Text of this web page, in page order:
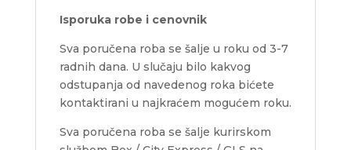
Isporuka robe i cenovnik
Sva poručena roba se šalje u roku od 3-7
radnih dana. U slučaju bilo kakvog
odstupanja od navedenog roka bićete
kontaktirani u najkraćem mogućem roku.
Sva poručena roba se šalje kurirskom